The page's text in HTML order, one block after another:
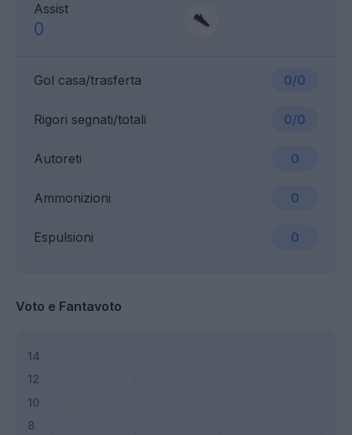
Assist
0
Gol casa/trasferta 0/0
Ammonizioni 0
Rigori segnati/totali 0/0
Espulsioni 0
Autoreti 0
Voto e Fantavoto